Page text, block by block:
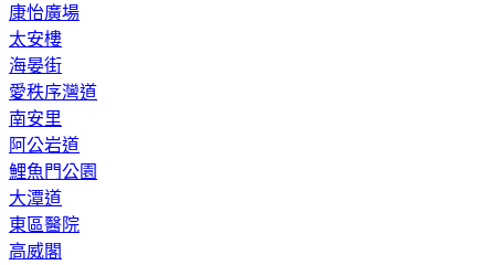
康怡廣場
太安樓
海晏街
愛秩序灣道
南安里
阿公岩道
鯉魚門公園
大潭道
東區醫院
高威閣